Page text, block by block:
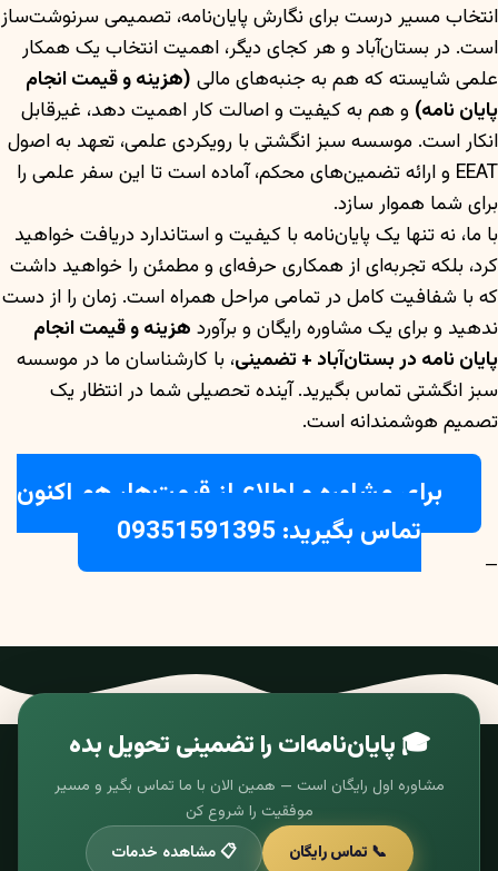
انتخاب مسیر درست برای نگارش پایان‌نامه، تصمیمی سرنوشت‌ساز
است. در بستان‌آباد و هر کجای دیگر، اهمیت انتخاب یک همکار
علمی شایسته که هم به جنبه‌های مالی (هزینه و قیمت انجام
پایان نامه) و هم به کیفیت و اصالت کار اهمیت دهد، غیرقابل
انکار است. موسسه سبز انگشتی با رویکردی علمی، تعهد به اصول
EEAT و ارائه تضمین‌های محکم، آماده است تا این سفر علمی را
برای شما هموار سازد.
با ما، نه تنها یک پایان‌نامه با کیفیت و استاندارد دریافت خواهید
کرد، بلکه تجربه‌ای از همکاری حرفه‌ای و مطمئن را خواهید داشت
که با شفافیت کامل در تمامی مراحل همراه است. زمان را از دست
ندهید و برای یک مشاوره رایگان و برآورد هزینه و قیمت انجام
پایان نامه در بستان‌آباد + تضمینی، با کارشناسان ما در موسسه
سبز انگشتی تماس بگیرید. آینده تحصیلی شما در انتظار یک
تصمیم هوشمندانه است.
برای مشاوره و اطلاع از قیمت‌ها، هم اکنون
تماس بگیرید: 09351591395
—
🎓 پایان‌نامه‌ات را تضمینی تحویل بده
مشاوره اول رایگان است — همین الان با ما تماس بگیر و مسیر
موفقیت را شروع کن
📞 تماس رایگان
📋 مشاهده خدمات